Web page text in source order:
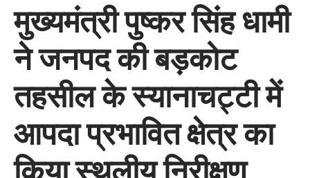
मुख्यमंत्री पुष्कर सिंह धामी
ने जनपद की बड़कोट
तहसील के स्यानाचट्टी में
आपदा प्रभावित क्षेत्र का
किया स्थलीय निरीक्षण